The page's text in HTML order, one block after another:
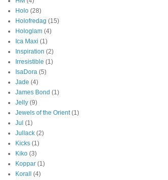
Holo (28)
Holofredag (15)
Hologlam (4)
Ica Maxi (1)
Inspiration (2)
Irresistible (1)
IsaDora (5)
Jade (4)
James Bond (1)
Jelly (9)
Jewels of the Orient (1)
Jul (1)
Jullack (2)
Kicks (1)
Kiko (3)
Koppar (1)
Korall
(4)